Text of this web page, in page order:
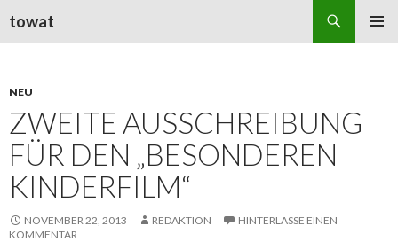
towat
NEU
ZWEITE AUSSCHREIBUNG
FÜR DEN „BESONDEREN
KINDERFILM“
NOVEMBER 22, 2013 REDAKTION
HINTERLASSE EINEN
KOMMENTAR